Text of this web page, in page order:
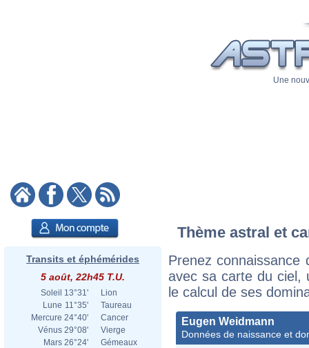
Une
Transits et éphémérides
5 août, 22h45 T.U.
Soleil 13°31'
Lion
Lune 11°35'
Taureau
Mercure 24°40'
Cancer
Vénus 29°08'
Vierge
Mars 26°24'
Gémeaux
Thème astral et
Prenez connaissance
avec sa carte du ciel,
le calcul de ses
Eugen Weidmann
Données de naissance et